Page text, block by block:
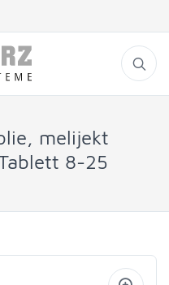
melijekt
8-25